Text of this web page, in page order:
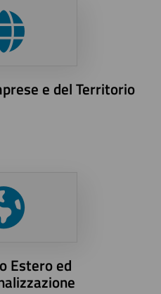
e del Territorio
Estero ed